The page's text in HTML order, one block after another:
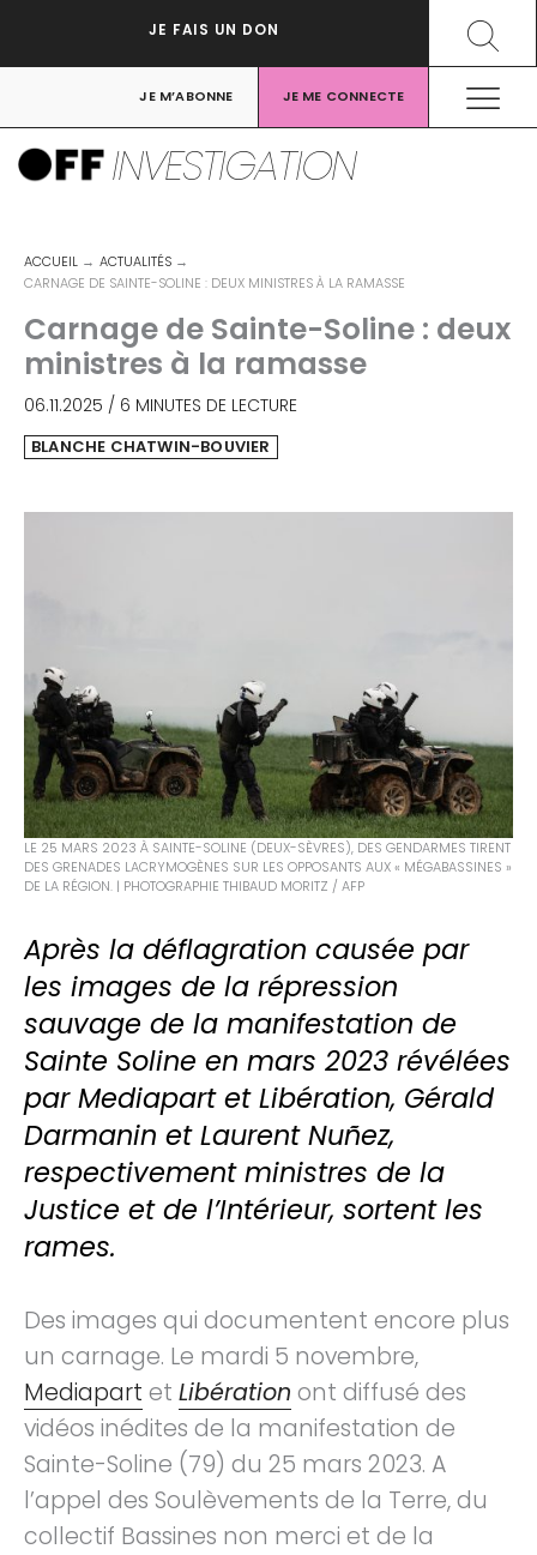
JE FAIS UN DON
JE M’ABONNE JE ME CONNECTE
INVESTIGATION
ACCUEIL
ACTUALITÉS
CARNAGE DE SAINTE-SOLINE : DEUX MINISTRES À LA RAMASSE
Carnage de Sainte-Soline : deux
ministres à la ramasse
06.11.2025 / 6 MINUTES DE LECTURE
BLANCHE CHATWIN-BOUVIER
LE 25 MARS 2023 À SAINTE-SOLINE (DEUX-SÈVRES), DES GENDARMES TIRENT
DES GRENADES LACRYMOGÈNES SUR LES OPPOSANTS AUX « MÉGABASSINES »
DE LA RÉGION. | PHOTOGRAPHIE THIBAUD MORITZ / AFP
Après la déflagration causée par
les images de la répression
sauvage de la manifestation de
Sainte Soline en mars 2023 révélées
par Mediapart et Libération, Gérald
Darmanin et Laurent Nuñez,
respectivement ministres de la
Justice et de l’Intérieur, sortent les
rames.
Des images qui documentent encore plus
un carnage. Le mardi 5 novembre,
Mediapart et Libération ont diffusé des
vidéos inédites de la manifestation de
Sainte-Soline (79) du 25 mars 2023. A
l’appel des Soulèvements de la Terre, du
collectif Bassines non merci et de la